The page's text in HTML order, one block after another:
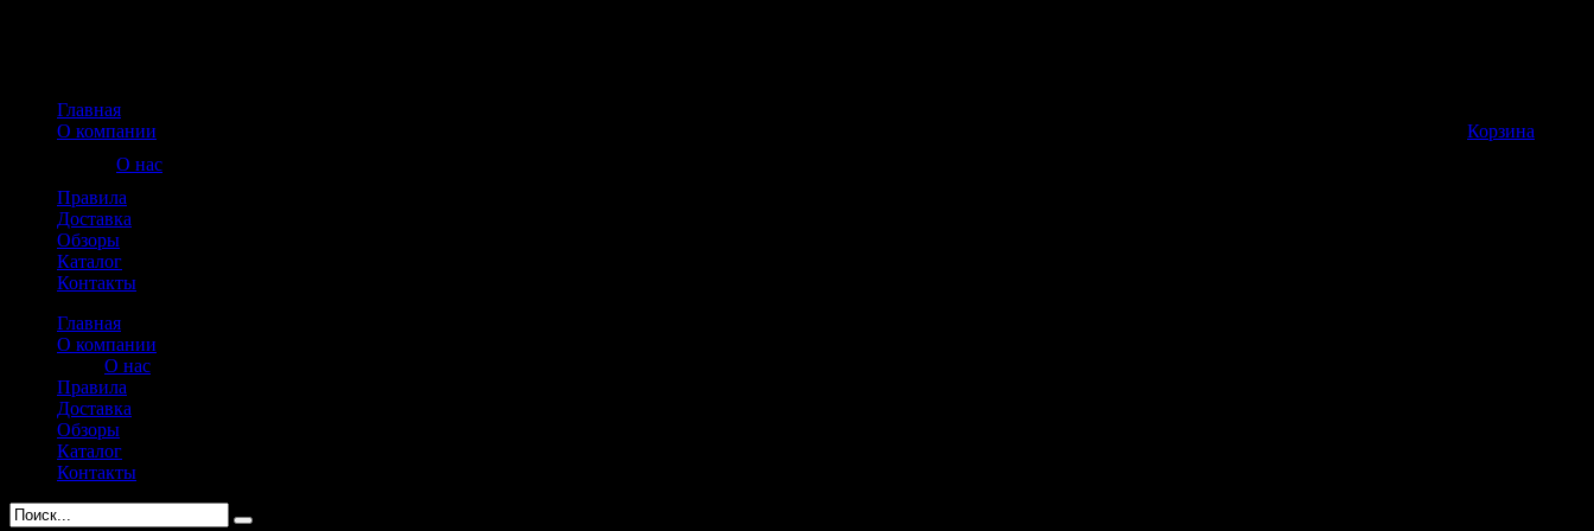
Корзина
Главная
О компании
О нас
Правила
Доставка
Обзоры
Каталог
Контакты
Главная
О компании
О нас
Правила
Доставка
Обзоры
Каталог
Контакты